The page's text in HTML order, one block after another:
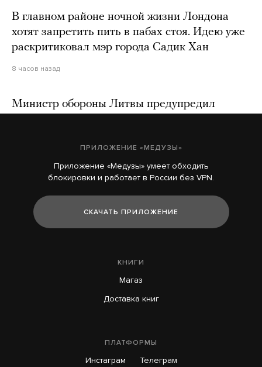
В главном районе ночной жизни Лондона
хотят запретить пить в пабах стоя. Идею уже
раскритиковал мэр города Садик Хан
8 часов назад
Министр обороны Литвы предупредил
захваченных украинских дронов
9 часов назад
В Москве похоронили генерал-майора
Валерия Плохотнюка. Вероятно, он погиб при
ПРИЛОЖЕНИЕ «МЕДУЗЫ»
Приложение «Медузы» умеет обходить
блокировки и работает в России без VPN.
СКАЧАТЬ ПРИЛОЖЕНИЕ
КНИГИ
Магаз
Доставка книг
ПЛАТФОРМЫ
Инстаграм
Телеграм